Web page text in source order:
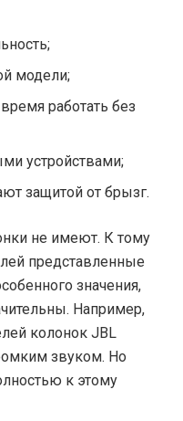
модели;
работать без
устройствами;
защитой от брызг.
не имеют. К тому
представленные
значения,
Например,
колонок JBL
звуком. Но
к этому